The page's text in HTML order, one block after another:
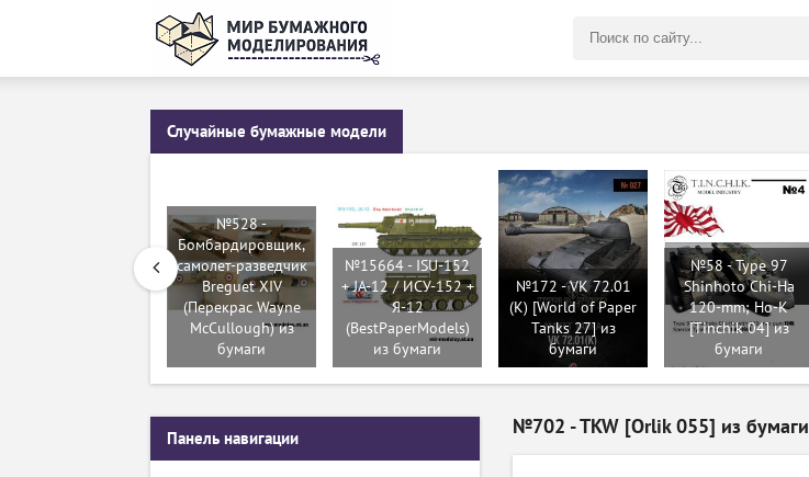
Случайные бумажные модели
№528 -
Бомбардировщик,
самолет-разведчик
Breguet XIV
(Перекрас Wayne
McCullough) из
бумаги
№15664 - ISU-152
+ JA-12 / ИСУ-152 +
Я-12
(BestPaperModels)
из бумаги
№172 - VK 72.01
(K) [World of Paper
Tanks 27] из
бумаги
№58 - Type 97
Shinhoto Chi-Ha
120-mm; Ho-K
[Tinchik 04] из
бумаги
№702 - TKW [Orlik 055] из бумаги
Панель навигации